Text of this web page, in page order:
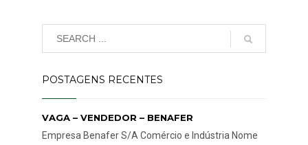
POSTAGENS RECENTES
VAGA – VENDEDOR – BENAFER
Empresa Benafer S/A Comércio e Indústria Nome